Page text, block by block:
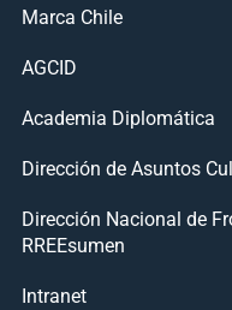
Marca Chile
AGCID
Academia Diplomática
Dirección de Asuntos
Dirección Nacional de
RREEsumen
Intranet